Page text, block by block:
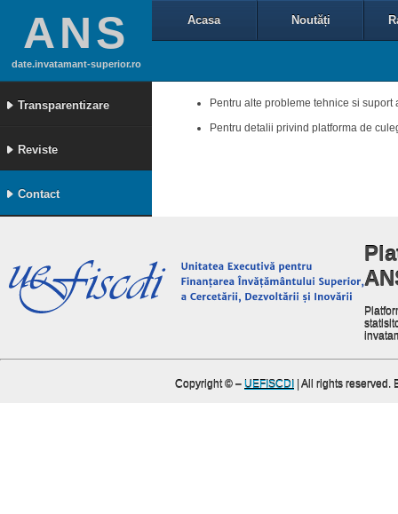
ANS
date.invatamant-superior.ro
Transparentizare
Reviste
Contact
Acasa Noutăți
Pentru alte probleme tehnice si
Pentru detalii privind platforma de
Copyright © – UEFISCDI | All rights